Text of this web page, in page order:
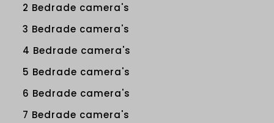
2 Bedrade camera's
3 Bedrade camera's
4 Bedrade camera's
5 Bedrade camera's
6 Bedrade camera's
7 Bedrade camera's